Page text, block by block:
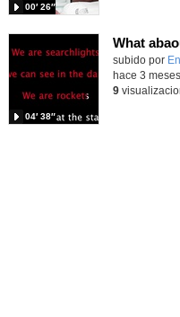
00′ 26″
What
Contenido
subido por
04′ 38″
hace 3 meses
9